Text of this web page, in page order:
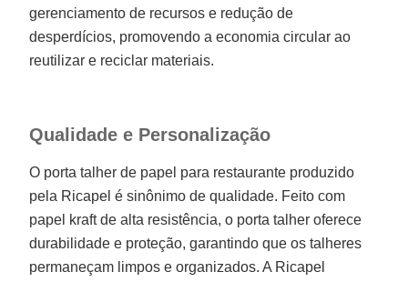
gerenciamento de recursos e redução de
desperdícios, promovendo a economia circular ao
reutilizar e reciclar materiais.
Qualidade e Personalização
O porta talher de papel para restaurante produzido
pela Ricapel é sinônimo de qualidade. Feito com
papel kraft de alta resistência, o porta talher oferece
durabilidade e proteção, garantindo que os talheres
permaneçam limpos e organizados. A Ricapel